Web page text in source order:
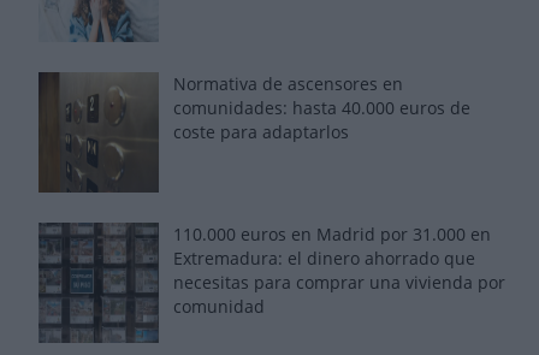
Normativa de ascensores en
comunidades: hasta 40.000 euros de
coste para adaptarlos
110.000 euros en Madrid por 31.000 en
Extremadura: el dinero ahorrado que
necesitas para comprar una vivienda por
comunidad